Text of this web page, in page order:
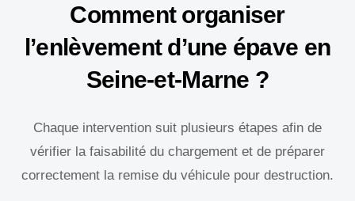
Comment organiser
l’enlèvement d’une épave en
Seine-et-Marne ?
Chaque intervention suit plusieurs étapes afin de
vérifier la faisabilité du chargement et de préparer
correctement la remise du véhicule pour destruction.